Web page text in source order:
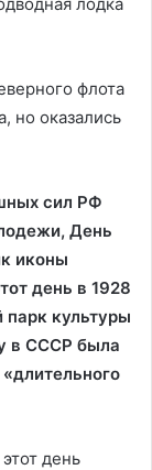
флота
но оказались
сил РФ
День
иконы
день в 1928
культуры
в СССР была
день